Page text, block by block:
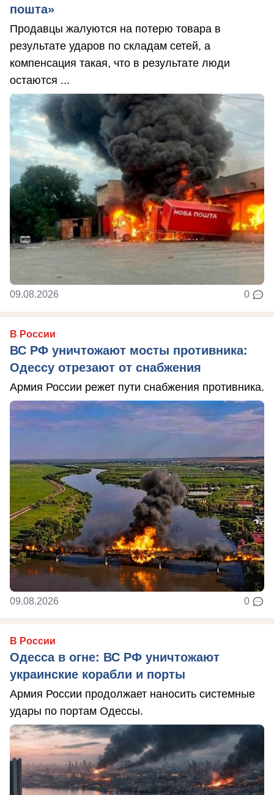
пошта»
Продавцы жалуются на потерю товара в
результате ударов по складам сетей, а
компенсация такая, что в результате люди
остаются ...
09.08.2026 0
В России
ВС РФ уничтожают мосты противника:
Одессу отрезают от снабжения
Армия России режет пути снабжения противника.
09.08.2026 0
В России
Одесса в огне: ВС РФ уничтожают
украинские корабли и порты
Армия России продолжает наносить системные
удары по портам Одессы.